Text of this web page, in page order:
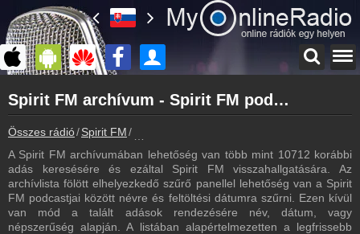
myonlineradio.hu
Spirit FM
Vissza a Spirit FM oldalára
Bejelentkezés
Hozz létre saját fiókot!
Műsorújság
Spirit FM műsorai
Spirit FM archívum - Spirit FM podcasts - Spirit FM visszahallgatás
Összes rádió Spirit FM
A Spirit FM archívumában lehetőség van több mint 10712 korábbi
adás keresésére és ezáltal Spirit FM visszahallgatására. Az
archívlista fölött elhelyezkedő szűrő panellel lehetőség van a Spirit
FM podcastjai között névre és feltöltési dátumra szűrni. Ezen kívül
van mód a talált adások rendezésére név, dátum, vagy
népszerűség alapján. A listában alapértelmezetten a legfrissebb